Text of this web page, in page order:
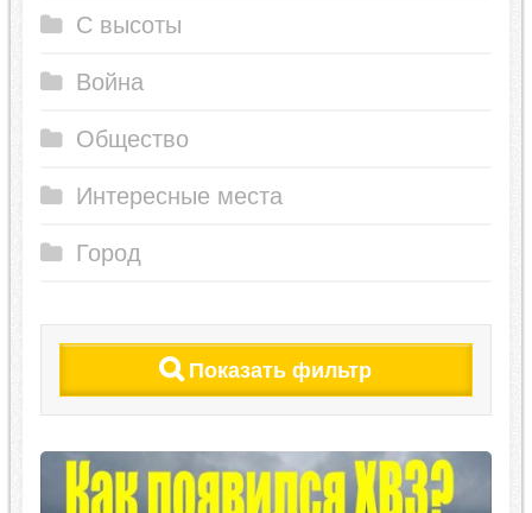
С высоты
Война
Общество
Интересные места
Город
Показать фильтр